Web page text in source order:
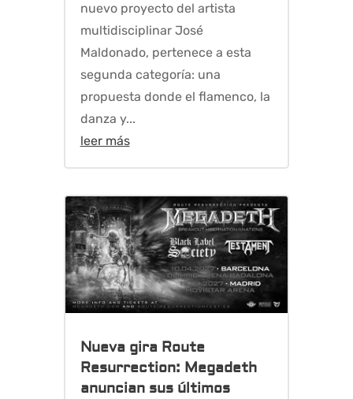
nuevo proyecto del artista
multidisciplinar José
Maldonado, pertenece a esta
segunda categoría: una
propuesta donde el flamenco, la
danza y...
leer más
Nueva gira Route
Resurrection: Megadeth
anuncian sus últimos